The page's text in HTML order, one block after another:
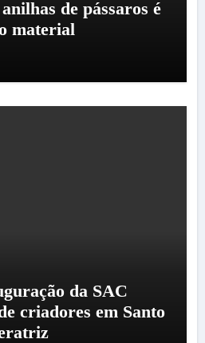
de pássaros é
material
da SAC
criadores em Santo